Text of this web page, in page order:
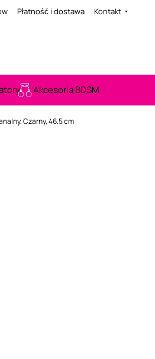
Płatność i dostawa Kontakt
Akcesoria BDSM
Czarny, 46.5 cm